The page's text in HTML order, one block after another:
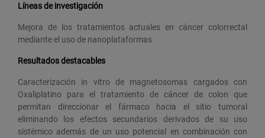
Líneas de investigación
Mejora de los tratamientos actuales en cáncer colorrectal
mediante el uso de nanoplataformas
Resultados destacables
Caracterización in vitro de magnetosomas cargados con
Oxaliplatino para el tratamiento de cáncer de colon que
permitan direccionar el fármaco hacia el sitio tumoral
eliminando los efectos secundarios derivados de su uso
sistémico además de un uso potencial en combinación con